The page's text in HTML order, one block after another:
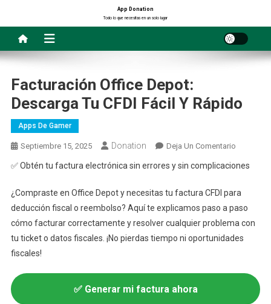
contenido
App Donation
Todo lo que necesitas en un solo lugar
Facturación Office Depot:
Descarga Tu CFDI Fácil Y Rápido
Apps De Gamer
Septiembre 15, 2025 Donation Deja Un ComentarioEn
CFDI
Fácil
✅ Obtén tu factura electrónica sin errores y sin complicaciones
¿Compraste en Office Depot y necesitas tu factura CFDI para
deducción fiscal o reembolso? Aquí te explicamos paso a paso
cómo facturar correctamente y resolver cualquier problema con
tu ticket o datos fiscales. ¡No pierdas tiempo ni oportunidades
fiscales!
✅ Generar mi factura ahora